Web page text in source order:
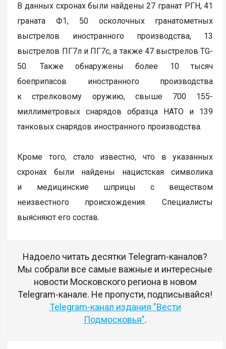
В данных схронах были найдены 27 гранат РГН, 41
граната Ф1, 50 осколочных гранатометных
выстрелов иностранного производства, 13
выстрелов ПГ7л и ПГ7с, а также 47 выстрелов TG-
50. Также обнаружены более 10 тысяч
боеприпасов иностранного производства
к стрелковому оружию, свыше 700 155-
миллиметровых снарядов образца НАТО и 139
танковых снарядов иностранного производства.
Кроме того, стало известно, что в указанных
схронах были найдены нацистская символика
и медицинские шприцы с веществом
неизвестного происхождения. Специалисты
выясняют его состав.
Надоело читать десятки Telegram-каналов?
Мы собрали все самые важные и интересные
новости Московского региона в новом
Telegram-канале. Не пропусти, подписывайся!
Telegram-канал издания "Вести
Подмосковья".